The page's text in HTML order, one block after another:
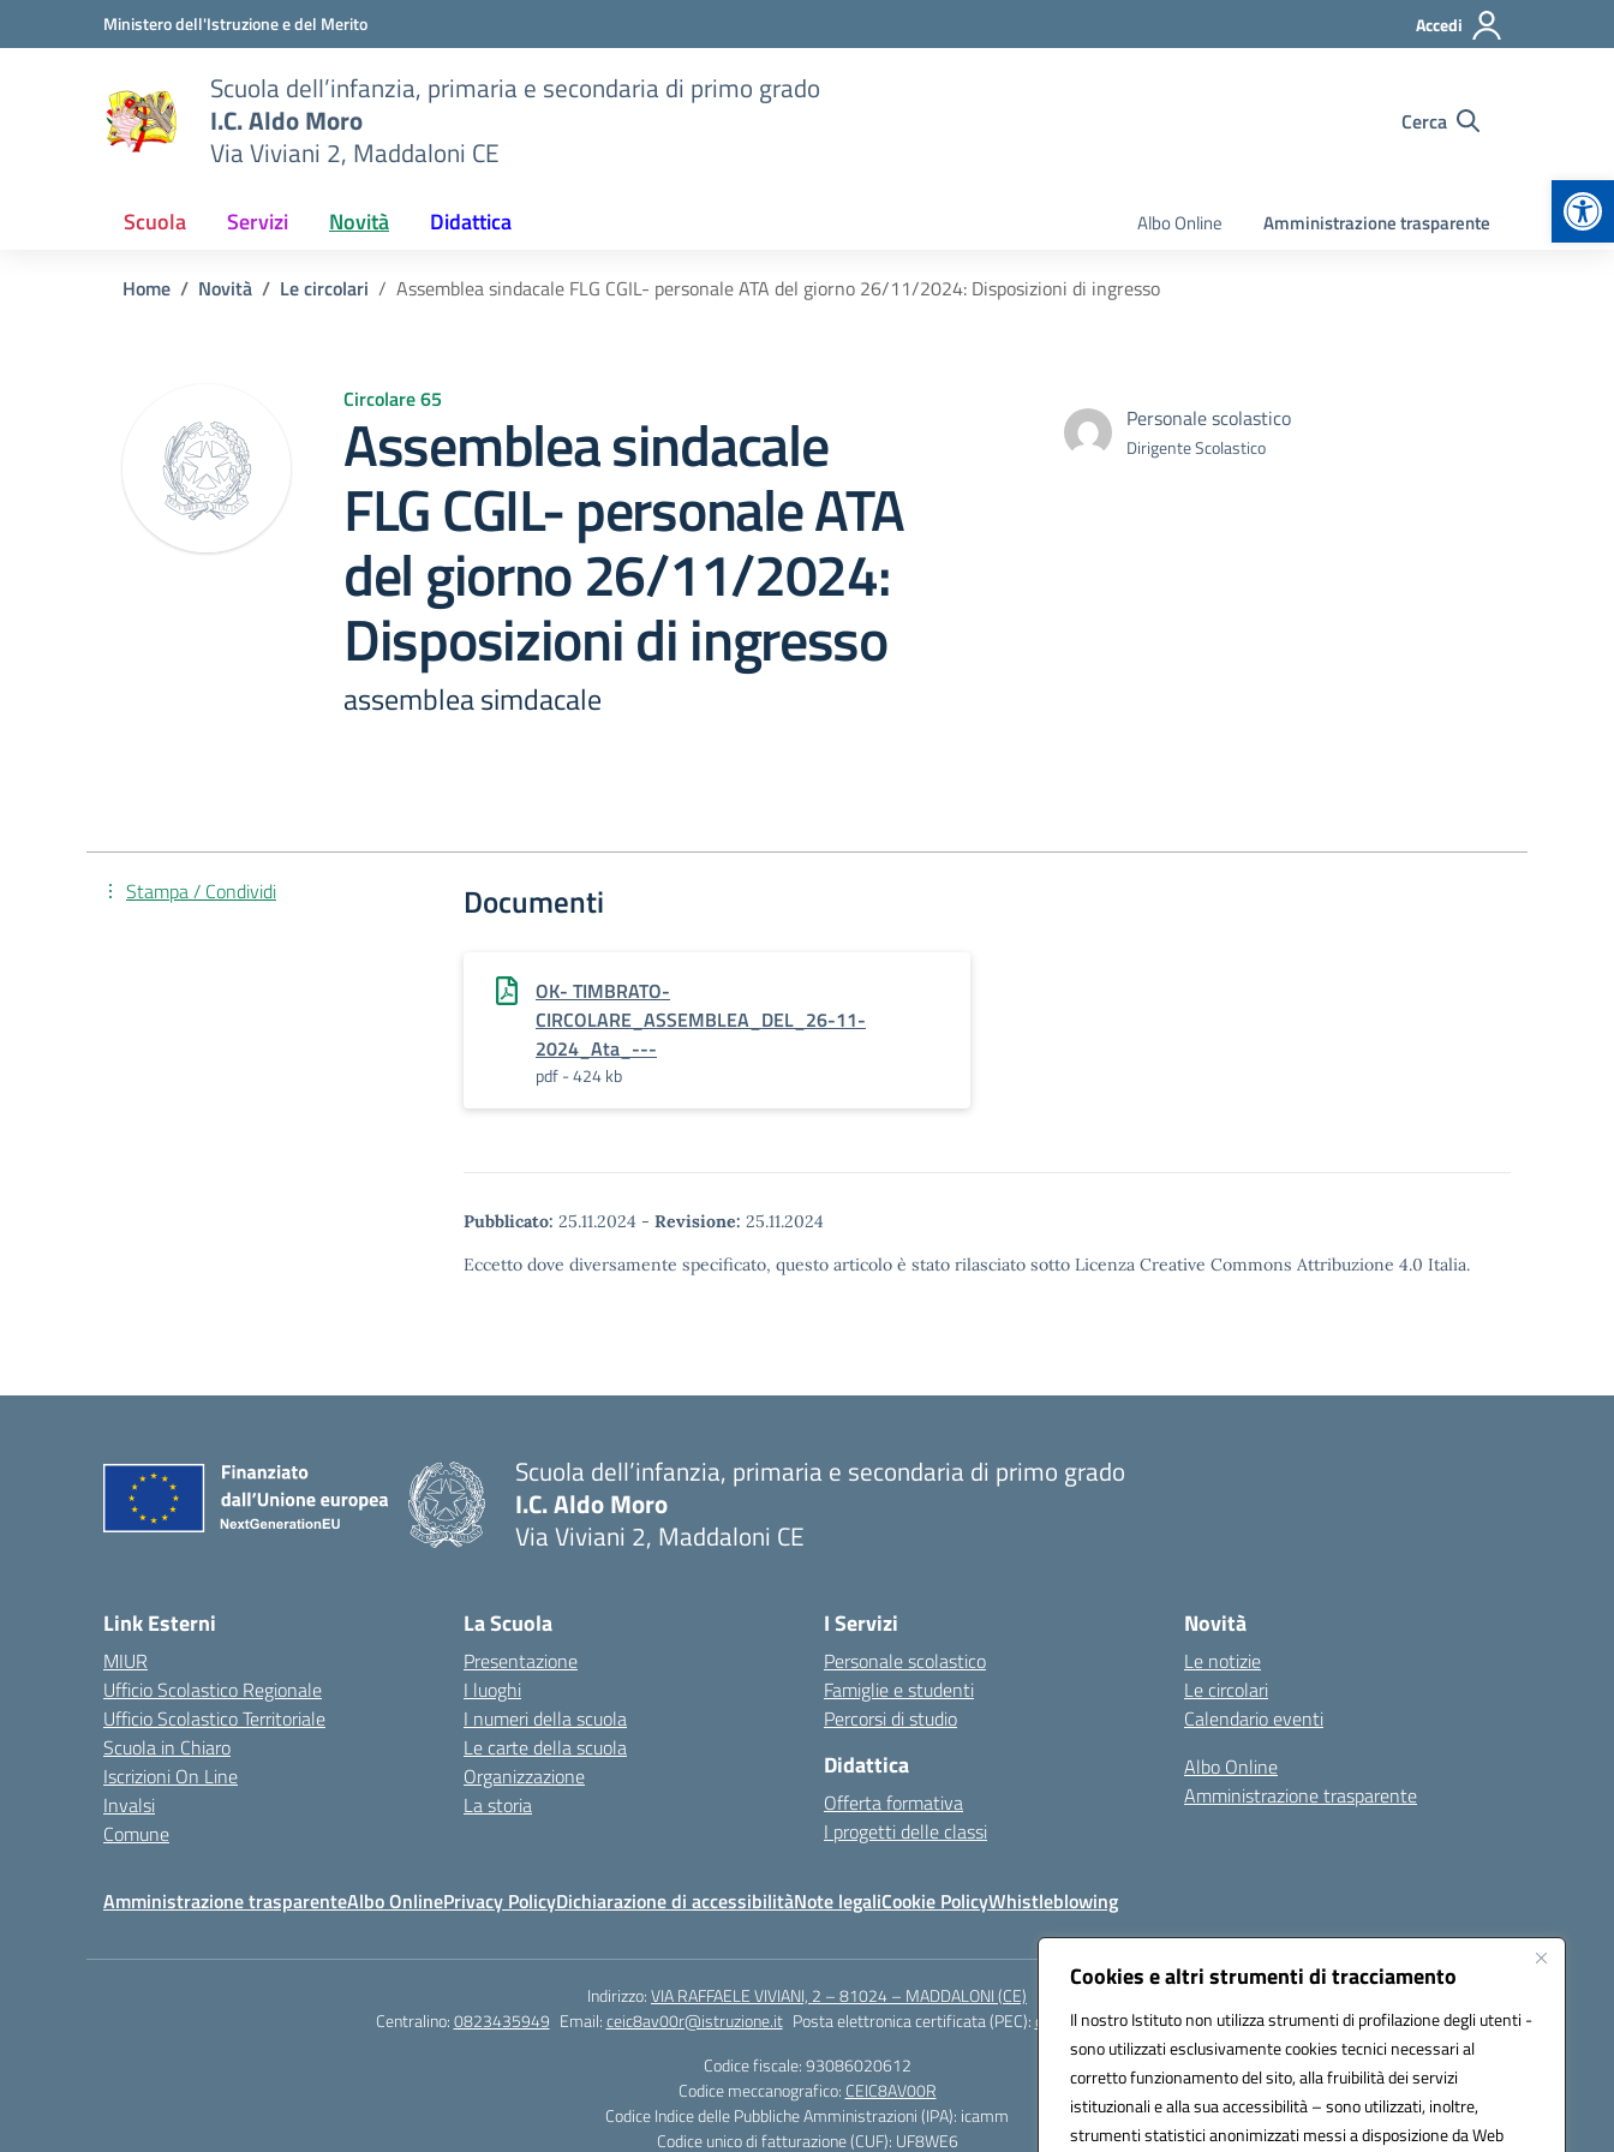
Cookies e altri strumenti di tracciamento
Il nostro Istituto non utilizza strumenti di profilazione degli utenti -
sono utilizzati esclusivamente cookies tecnici necessari al
corretto funzionamento del sito, alla fruibilità dei servizi
istituzionali e alla sua accessibilità – sono utilizzati, inoltre,
strumenti statistici anonimizzati messi a disposizione da Web
Vai ai contenuti
Vai al menu di navigazioneMinistero dell'Istruzione e del Merito Accedi
Scuola dell’infanzia, primaria e secondaria di primo grado
I.C. Aldo Moro
Via Viviani 2, Maddaloni CE
Cerca
Scuola Servizi Novità Didattica Albo Online Amministrazione trasparente
Home Novità Le circolari Assemblea sindacale FLG CGIL- personale ATA del giorno 26/11/2024: Disposizioni di ingresso
Circolare 65
Assemblea sindacale
FLG CGIL- personale ATA
del giorno 26/11/2024:
Disposizioni di ingresso
assemblea simdacale
Personale scolastico
Dirigente Scolastico
Documenti
OK- TIMBRATO-
CIRCOLARE_ASSEMBLEA_DEL_26-11-
2024_Ata_---
pdf - 424 kb
Pubblicato: 25.11.2024 - Revisione: 25.11.2024
Eccetto dove diversamente specificato, questo articolo è stato rilasciato sotto Licenza Creative Commons Attribuzione 4.0 Italia.
Stampa / Condividi
Scuola dell’infanzia, primaria e secondaria di primo grado
I.C. Aldo Moro
Via Viviani 2, Maddaloni CE
Link Esterni
MIUR
Ufficio Scolastico Regionale
Ufficio Scolastico Territoriale
Scuola in Chiaro
Iscrizioni On Line
Invalsi
Comune
La Scuola
Presentazione
I luoghi
I numeri della scuola
Le carte della scuola
Organizzazione
La storia
I Servizi
Personale scolastico
Famiglie e studenti
Percorsi di studio
Didattica
Offerta formativa
I progetti delle classi
Novità
Le notizie
Le circolari
Calendario eventi
Albo Online
Amministrazione trasparente
Amministrazione trasparenteAlbo OnlinePrivacy PolicyDichiarazione di accessibilitàNote legaliCookie PolicyWhistleblowing
Indirizzo:VIA RAFFAELE VIVIANI, 2 – 81024 – MADDALONI (CE)
Centralino:0823435949 Email:ceic8av00r@istruzione.it Posta elettronica certificata (PEC):ceic8av00r@pec.istruzione.it
Codice fiscale: 93086020612
Codice meccanografico: CEIC8AV00R
Codice Indice delle Pubbliche Amministrazioni (IPA): icamm
Codice unico di fatturazione (CUF): UF8WE6